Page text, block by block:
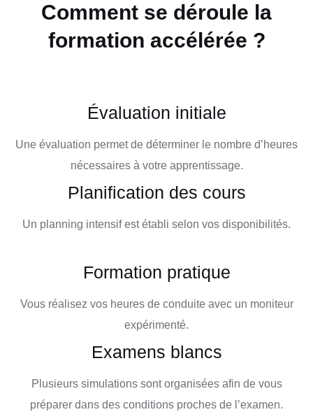
Comment se déroule la
formation accélérée ?
Évaluation initiale
Une évaluation permet de déterminer le nombre d’heures
nécessaires à votre apprentissage.
Planification des cours
Un planning intensif est établi selon vos disponibilités.
Formation pratique
Vous réalisez vos heures de conduite avec un moniteur
expérimenté.
Examens blancs
Plusieurs simulations sont organisées afin de vous
préparer dans des conditions proches de l’examen.